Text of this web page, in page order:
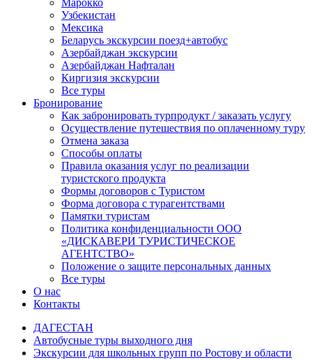
Марокко
Узбекистан
Мексика
Беларусь экскурсии поезд+автобус
Азербайджан экскурсии
Азербайджан Нафталан
Киргизия экскурсии
Все туры
Бронирование
Как забронировать турпродукт / заказать услугу
Осуществление путешествия по оплаченному туру
Отмена заказа
Способы оплаты
Правила оказания услуг по реализации
туристского продукта
Формы договоров с Туристом
Форма договора с турагентствами
Памятки туристам
Политика конфиденциальности ООО
«ДИСКАВЕРИ ТУРИСТИЧЕСКОЕ
АГЕНТСТВО»
Положение о защите персональных данных
Все туры
О нас
Контакты
ДАГЕСТАН
Автобусные туры выходного дня
Экскурсии для школьных групп по Ростову и области